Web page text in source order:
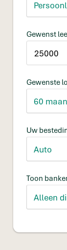
Gewenst
Gewenste
Uw
Toon